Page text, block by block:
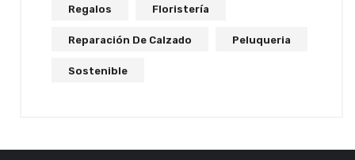
Regalos Floristería
Reparación De Calzado Peluqueria
Sostenible